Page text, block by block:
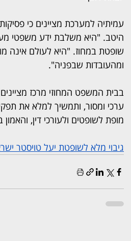
עמיתיה למערכת מציינים כי
היטב. "היא משלבת ידע משפטי
שופטת במחוז. "היא לעולם אינה
ומהעובדות שבפניה".
בבית המשפט המחוזי מרכז
ערכי ומסור, ותמשיך למלא את
מופת לשופטים ולעורכי דין,
גיבוי מלא לשופטת יעל טויסטר